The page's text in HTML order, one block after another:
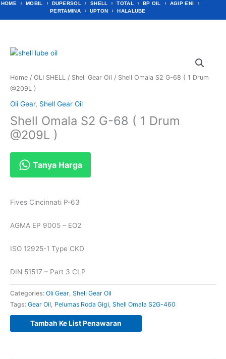
HOME MOBIL DUPERSOL SHELL TOTAL BP OIL
AGIP ENI
PERTAMINA
UPTON HALALUBE
Home / OLI SHELL / Shell Gear Oil / Shell Omala S2 G-68 ( 1 Drum
@209L )
Oli Gear, Shell Gear Oil
Shell Omala S2 G-68 ( 1 Drum
@209L )
Tanya Harga
Fives Cincinnati P-63
AGMA EP 9005 – EO2
ISO 12925-1 Type CKD
DIN 51517 – Part 3 CLP
Categories: Oli Gear Shell Gear Oil
Tags: Gear Oil Pelumas Roda Gigi Shell Omala S2G-460
Tambah Ke List Penawaran